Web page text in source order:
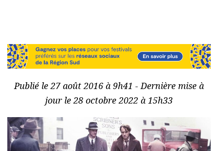
Publié le 27 août 2016 à 9h41 - Dernière mise à
jour le 28 octobre 2022 à 15h33